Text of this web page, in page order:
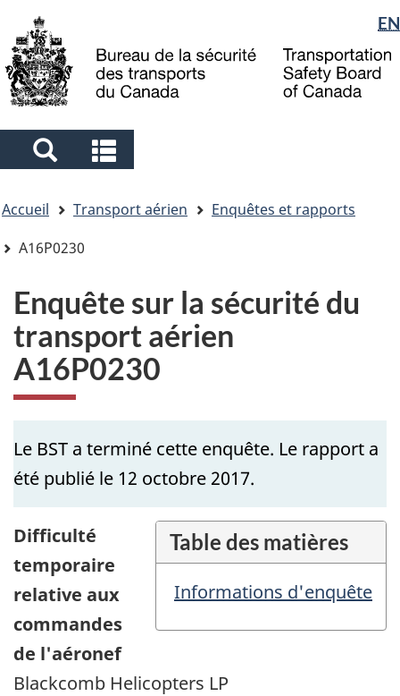
to
main
to
"About
government"
à
la
Sélection
de
la
langue
EN
Search
and
menus
and
menus
êtes
ici
Accueil Transport aérien
Enquêtes et rapports
A16P0230
Enquête sur la sécurité du
transport aérien
A16P0230
Le BST a terminé cette enquête. Le rapport a
été publié le 12 octobre 2017.
Table des matières
Informations d'enquête
Difficulté
temporaire
relative aux
commandes
de l'aéronef
Blackcomb Helicopters LP